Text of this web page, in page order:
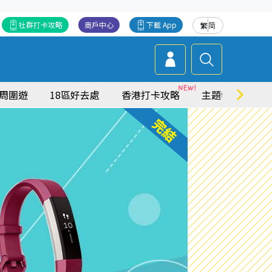
繁简
下載 App
商戶中心
社群打卡攻略
圍遊 18區好去處 香港打卡攻略 主題特集